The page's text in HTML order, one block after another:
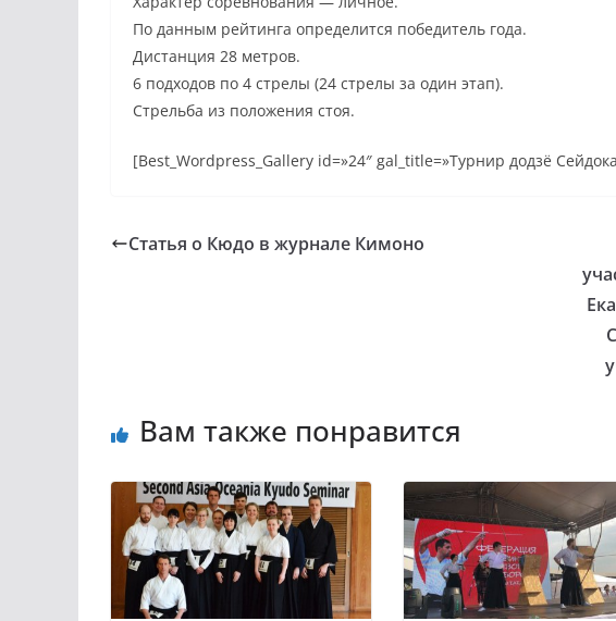
По данным рейтинга определится победитель года.
Дистанция 28 метров.
6 подходов по 4 стрелы (24 стрелы за один этап).
Стрельба из положения стоя.
[Best_Wordpress_Gallery id=»24″ gal_title=»Турнир додзё
Статья о Кюдо в журнале Кимоно
Вам также понравится